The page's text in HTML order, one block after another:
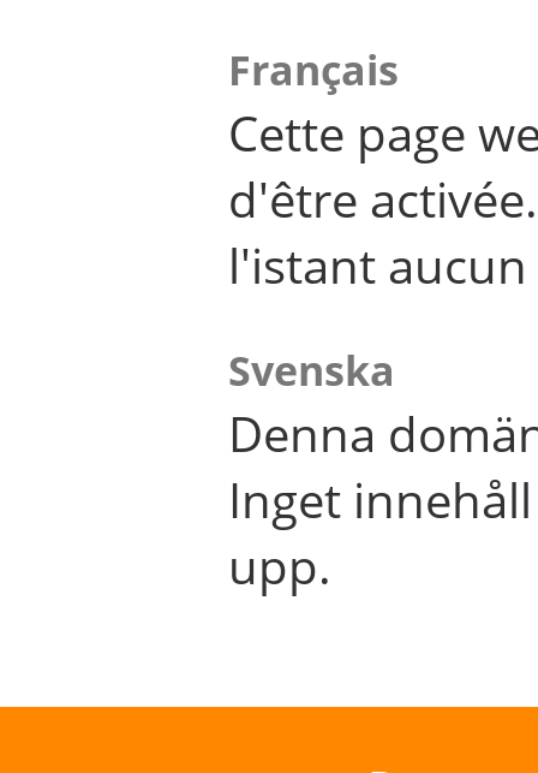
Français
Cette page
d'être
l'istant
Svenska
Denna
Inget
upp.